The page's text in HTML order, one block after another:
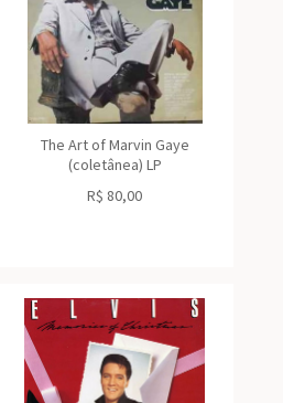
The Art of Marvin Gaye
(coletânea) LP
R$ 80,00